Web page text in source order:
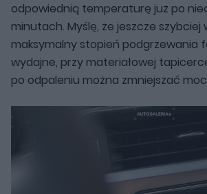
odpowiednią temperaturę już po
minutach. Myślę, że jeszcze szybciej
maksymalny stopień podgrzewania
wydajne, przy materiałowej
po odpaleniu można zmniejszać moc